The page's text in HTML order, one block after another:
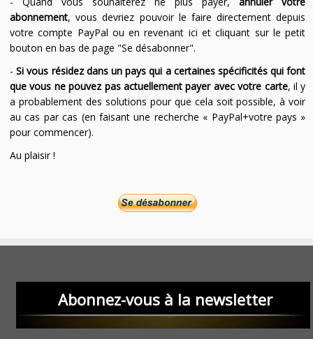
abonnement, vous devriez pouvoir le faire directement depuis
votre compte PayPal ou en revenant ici et cliquant sur le petit
bouton en bas de page "Se désabonner".
-Si vous résidez dans un pays qui a certaines spécificités qui font
que vous ne pouvez pas actuellement payer avec votre carte, il y
a probablement des solutions pour que cela soit possible, à voir
au cas par cas (en faisant une recherche « PayPal+votre pays »
pour commencer).
Au plaisir !
Abonnez-vous à la newsletter